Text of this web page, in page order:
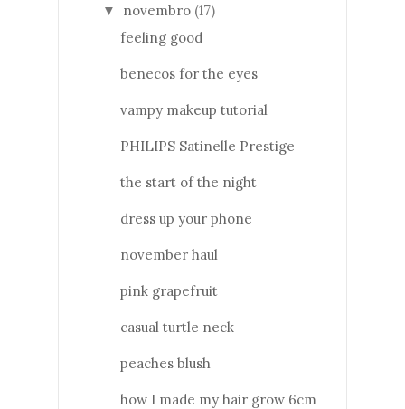
▼ novembro (17)
feeling good
benecos for the eyes
vampy makeup tutorial
PHILIPS Satinelle Prestige
the start of the night
dress up your phone
november haul
pink grapefruit
casual turtle neck
peaches blush
how I made my hair grow 6cm